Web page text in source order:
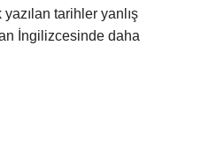
tarihler yanlış
İngilizcesinde daha